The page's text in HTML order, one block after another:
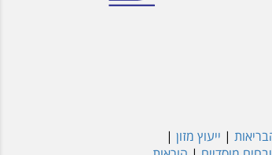
| ייעוץ מזון |